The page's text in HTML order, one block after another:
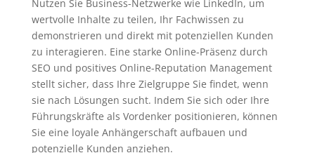
Nutzen Sie Business-Netzwerke wie LinkedIn, um
wertvolle Inhalte zu teilen, Ihr Fachwissen zu
demonstrieren und direkt mit potenziellen Kunden
zu interagieren. Eine starke Online-Präsenz durch
SEO und positives Online-Reputation Management
stellt sicher, dass Ihre Zielgruppe Sie findet, wenn
sie nach Lösungen sucht. Indem Sie sich oder Ihre
Führungskräfte als Vordenker positionieren, können
Sie eine loyale Anhängerschaft aufbauen und
potenzielle Kunden anziehen.